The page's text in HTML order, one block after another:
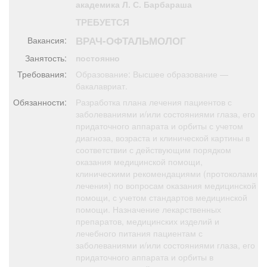
Обучение Проекты
Товары Поздравления Погода
Я - пенсионер
академика Л. С. Барбараша
ТРЕБУЕТСЯ
Вакансия: ВРАЧ-ОФТАЛЬМОЛОГ
Занятость:
постоянно
Требования:
Образование: Высшее образование —
бакалавриат.
Обязанности:
Разработка плана лечения пациентов с
заболеваниями и/или состояниями глаза, его
придаточного аппарата и орбиты с учетом
диагноза, возраста и клинической картины в
соответствии с действующим порядком
оказания медицинской помощи,
клиническими рекомендациями (протоколами
лечения) по вопросам оказания медицинской
помощи, с учетом стандартов медицинской
помощи. Назначение лекарственных
препаратов, медицинских изделий и
лечебного питания пациентам с
заболеваниями и/или состояниями глаза, его
придаточного аппарата и орбиты в